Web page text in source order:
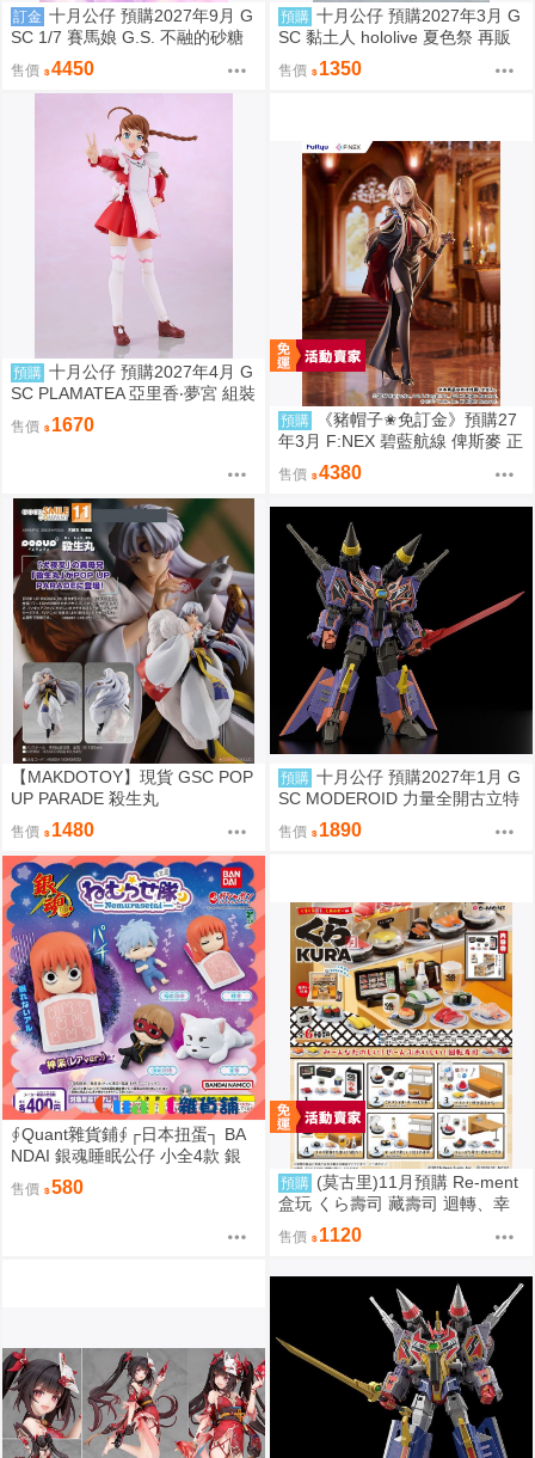
訂金 十月公仔 預購2027年9月 G
SC 1/7 賽馬娘 G.S. 不融的砂糖
點心 奧斯頓真弓 0907
售價 4450
預購 十月公仔 預購2027年3月 G
SC 黏土人 hololive 夏色祭 再販
售價 1350
預購 十月公仔 預購2027年4月 G
SC PLAMATEA 亞里香‧夢宮 組裝
模型 0907
售價 1670 預購
《豬帽子✬免訂金》預購27
年3月 F:NEX 碧藍航線 俾斯麥 正
裝Ver 1/7 0913
售價 4380
【MAKDOTOY】現貨 GSC POP
UP PARADE 殺生丸
售價 1480
預購 十月公仔 預購2027年1月 G
SC MODEROID 力量全開古立特
騎士 再販 組裝模型 0907
售價 1890
∮Quant雜貨鋪∮┌日本扭蛋┐ BA
NDAI 銀魂睡眠公仔 小全4款 銀
魂睡眠隊 銀魂睡眠小隊公仔 銀時
神樂 定春 沖田總悟 轉蛋
售價 580 預購 (莫古里)11月預購 Re-ment
盒玩 くら壽司 藏壽司 迴轉、幸
福的一盤 中盒6入 超商付款免訂
金 0815
售價 1120